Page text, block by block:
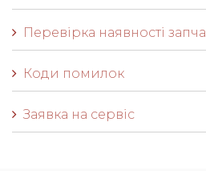
Перевірка наявності
Коди помилок
Заявка на сервіс